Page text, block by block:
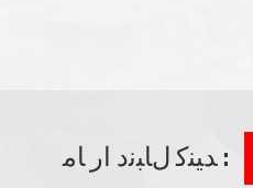
ﺪﯿﻨﮐ ﻝﺎﺒﻧﺩ ﺍﺭ ﺎﻣ :